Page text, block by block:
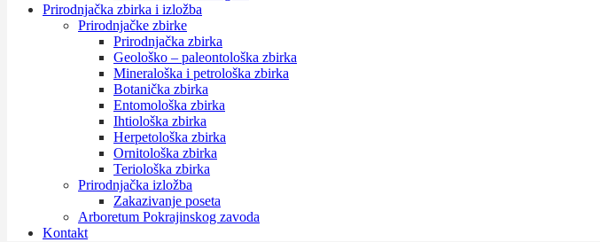
Prirodnjačka zbirka i izložba
Prirodnjačke zbirke
Prirodnjačka zbirka
Geološko – paleontološka zbirka
Mineraloška i petrološka zbirka
Botanička zbirka
Entomološka zbirka
Ihtiološka zbirka
Herpetološka zbirka
Ornitološka zbirka
Teriološka zbirka
Prirodnjačka izložba
Zakazivanje poseta
Arboretum Pokrajinskog zavoda
Kontakt